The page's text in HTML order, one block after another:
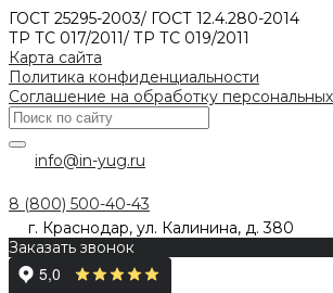
ГОСТ 25295-2003/ ГОСТ 12.4.280-2014
ТР ТС 017/2011/ ТР ТС 019/2011
Карта сайта
Политика конфиденциальности
Соглашение на обработку
info@in-yug.ru
8 (800) 500-40-43
г. Краснодар, ул. Калинина, д. 380
Заказать звонок